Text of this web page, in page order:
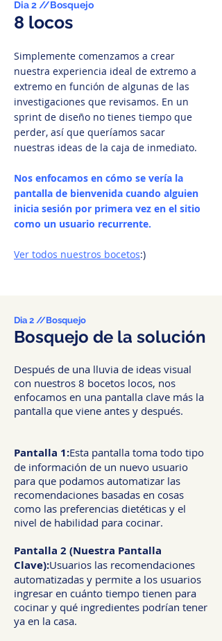
Dia 2 //Bosquejo
8 locos
Simplemente comenzamos a crear
nuestra experiencia ideal de extremo a
extremo en función de algunas de las
investigaciones que revisamos. En un
sprint de diseño no tienes tiempo que
perder, así que queríamos sacar
nuestras ideas de la caja de inmediato.
Nos enfocamos en cómo se vería la
pantalla de bienvenida cuando alguien
inicia sesión por primera vez en el sitio
como un usuario recurrente.
Ver todos nuestros bocetos:)
Dia 2 //Bosquejo
Bosquejo de la solución
Después de una lluvia de ideas visual
con nuestros 8 bocetos locos, nos
enfocamos en una pantalla clave más la
pantalla que viene antes y después.
Pantalla 1:Esta pantalla toma todo tipo
de información de un nuevo usuario
para que podamos automatizar las
recomendaciones basadas en cosas
como las preferencias dietéticas y el
nivel de habilidad para cocinar.
Pantalla 2 (Nuestra Pantalla
Clave):Usuarios las recomendaciones
automatizadas y permite a los usuarios
ingresar en cuánto tiempo tienen para
cocinar y qué ingredientes podrían tener
ya en la casa.